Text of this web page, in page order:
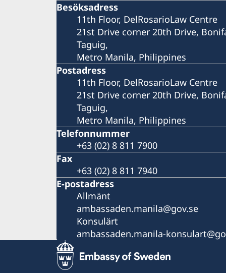
Besöksadress
11th Floor, DelRosarioLaw Centre
21st Drive corner 20th Drive,
Taguig,
Metro Manila, Philippines
Postadress
11th Floor, DelRosarioLaw Centre
21st Drive corner 20th Drive,
Taguig,
Metro Manila, Philippines
Telefonnummer
+63 (02) 8 811 7900
Fax
+63 (02) 8 811 7940
E-postadress
Allmänt
ambassaden.manila@gov.se
Konsulärt
ambassaden.manila-